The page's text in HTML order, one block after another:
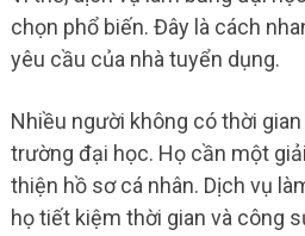
chọn phổ biến. Đây là cách
yêu cầu của nhà tuyển dụng.
Nhiều người không có thời
trường đại học. Họ cần một
thiện hồ sơ cá nhân. Dịch vụ
họ tiết kiệm thời gian và công